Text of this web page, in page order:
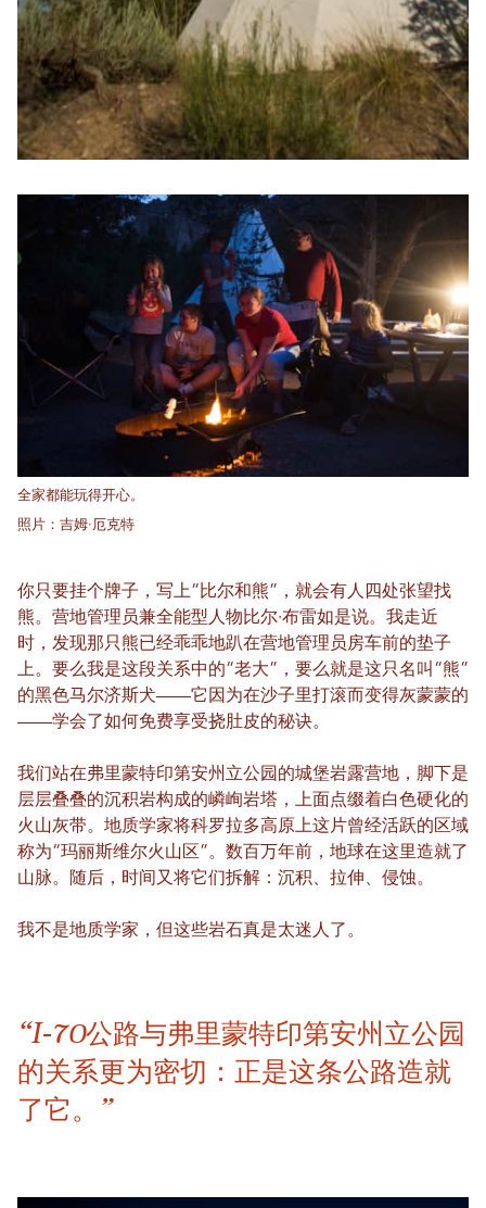
全家都能玩得开心。
照片：吉姆·厄克特
你只要挂个牌子，写上“比尔和熊”，就会有人四处张望找
熊。营地管理员兼全能型人物比尔·布雷如是说。我走近
时，发现那只熊已经乖乖地趴在营地管理员房车前的垫子
上。要么我是这段关系中的“老大”，要么就是这只名叫“熊”
的黑色马尔济斯犬——它因为在沙子里打滚而变得灰蒙蒙的
——学会了如何免费享受挠肚皮的秘诀。
我们站在弗里蒙特印第安州立公园的城堡岩露营地，脚下是
层层叠叠的沉积岩构成的嶙峋岩塔，上面点缀着白色硬化的
火山灰带。地质学家将科罗拉多高原上这片曾经活跃的区域
称为“玛丽斯维尔火山区”。数百万年前，地球在这里造就了
山脉。随后，时间又将它们拆解：沉积、拉伸、侵蚀。
我不是地质学家，但这些岩石真是太迷人了。
“I-70公路与弗里蒙特印第安州立公园
的关系更为密切：正是这条公路造就
了它。”